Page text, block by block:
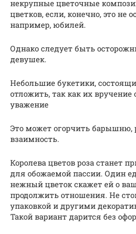
некрупные цветочные
цветков, если, конечно, это не
например, юбилей.
Однако следует быть
девушек.
Небольшие букетики,
отложить, так как их вручение
уважение
Это может огорчить
взаимность.
Королева цветов роза станет
для обожаемой пассии. Один
нежный цветок скажет ей о
продолжить отношения. Не
упаковкой и другими
Такой вариант дарится без